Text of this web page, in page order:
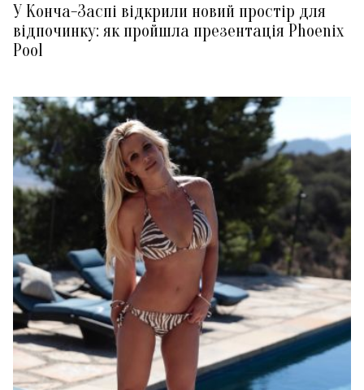
У Конча-Заспі відкрили новий простір для
відпочинку: як пройшла презентація Phoenix
Pool